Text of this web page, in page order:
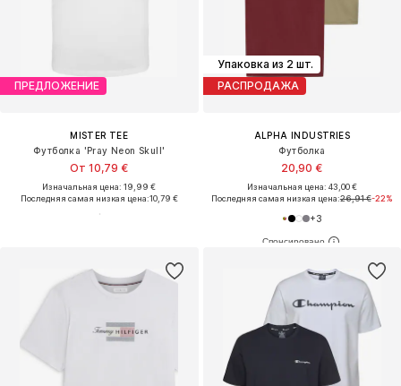
ПРЕДЛОЖЕНИЕ
MISTER TEE
Футболка 'Pray Neon Skull'
От 10,79 €
Изначальная цена: 19,99 €
Последняя самая низкая цена:10,79 €
Упаковка из 2 шт.
РАСПРОДАЖА
ALPHA INDUSTRIES
Футболка
20,90 €
Изначальная цена: 43,00 €
Последняя самая низкая цена:26,91 €-22%
+3